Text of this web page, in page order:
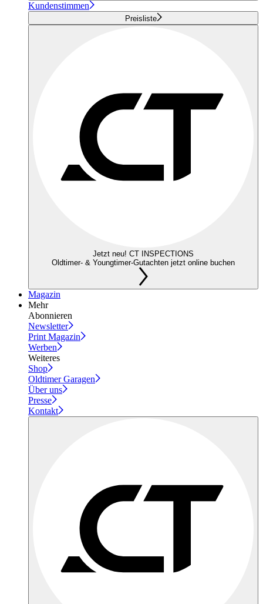
Kundenstimmen
Preisliste
Jetzt neu! CT INSPECTIONS
Oldtimer- & Youngtimer-Gutachten jetzt online buchen
Magazin
Mehr
Abonnieren
Newsletter
Print Magazin
Werben
Weiteres
Shop
Oldtimer Garagen
Über uns
Presse
Kontakt